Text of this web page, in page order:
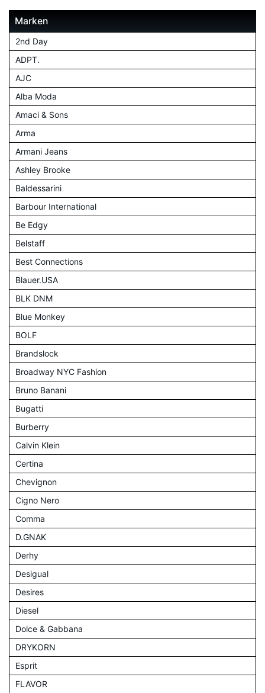
Marken
2nd Day
ADPT.
AJC
Alba Moda
Amaci & Sons
Arma
Armani Jeans
Ashley Brooke
Baldessarini
Barbour International
Be Edgy
Belstaff
Best Connections
Blauer.USA
BLK DNM
Blue Monkey
BOLF
Brandslock
Broadway NYC Fashion
Bruno Banani
Bugatti
Burberry
Calvin Klein
Certina
Chevignon
Cigno Nero
Comma
D.GNAK
Derhy
Desigual
Desires
Diesel
Dolce & Gabbana
DRYKORN
Esprit
FLAVOR